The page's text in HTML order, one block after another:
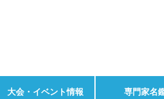
大会・イベント情報 専門家名